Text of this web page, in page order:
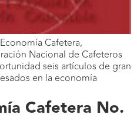
Cafetera,
Nacional de Cafeteros
seis artículos de gran
en la economía
Cafetera No.